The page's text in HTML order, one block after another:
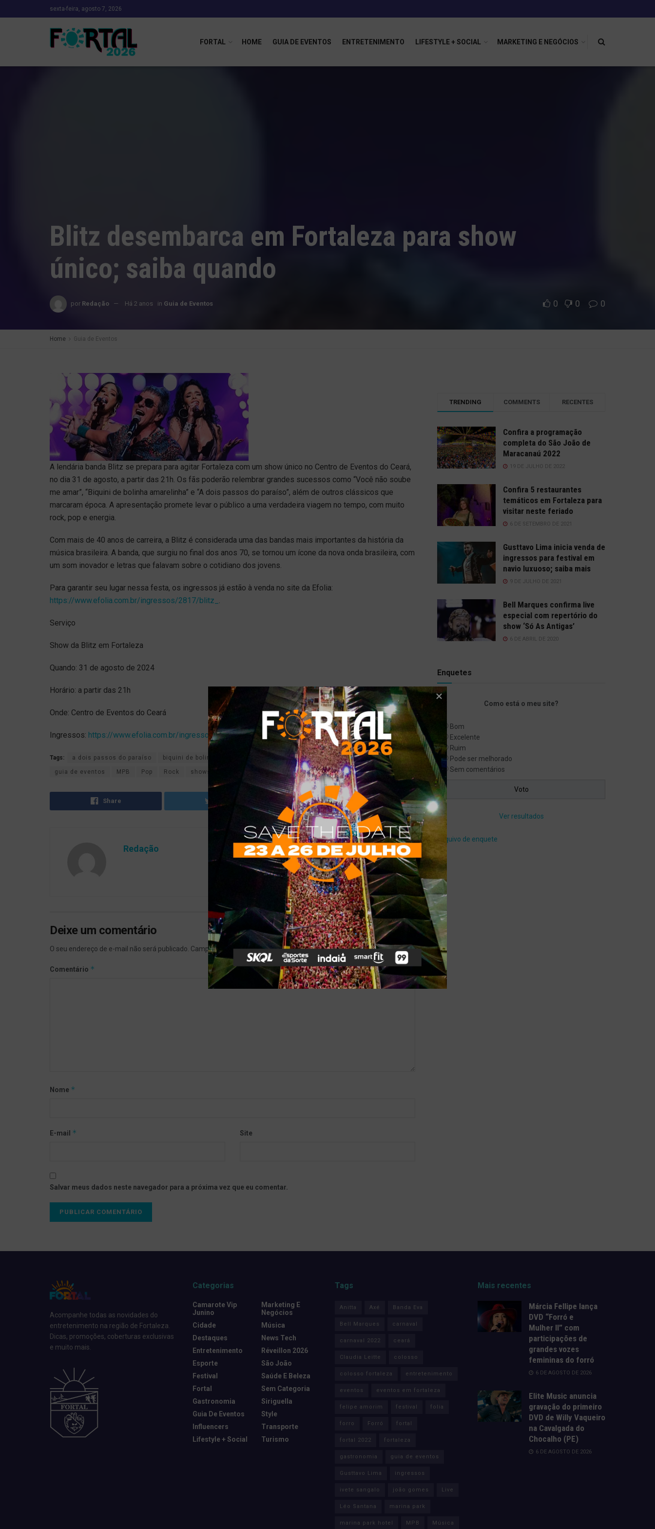
sexta-feira, agosto 7, 2026
FORTAL HOME GUIA DE EVENTOS ENTRETENIMENTO LIFESTYLE + SOCIAL MARKETING E NEGÓCIOS
Blitz desembarca em Fortaleza para show
único; saiba quando
por Redação Há 2 anos in Guia de Eventos 0 0 0
Home Guia de Eventos
A lendária banda Blitz se prepara para agitar Fortaleza com um show único no Centro de Eventos do Ceará,
no dia 31 de agosto, a partir das 21h. Os fãs poderão relembrar grandes sucessos como “Você não soube
me amar”, “Biquini de bolinha amarelinha” e “A dois passos do paraíso”, além de outros clássicos que
marcaram época. A apresentação promete levar o público a uma verdadeira viagem no tempo, com muito
rock, pop e energia.
Com mais de 40 anos de carreira, a Blitz é considerada uma das bandas mais importantes da história da
música brasileira. A banda, que surgiu no final dos anos 70, se tornou um ícone da nova onda brasileira, com
um som inovador e letras que falavam sobre o cotidiano dos jovens.
Para garantir seu lugar nessa festa, os ingressos já estão à venda no site da Efolia:
https://www.efolia.com.br/ingressos/2817/blitz_ .
Serviço
Show da Blitz em Fortaleza
Quando: 31 de agosto de 2024
Horário: a partir das 21h
Onde: Centro de Eventos do Ceará
Ingressos: https://www.efolia.com.br/ingressos/2817/blitz_
Tags: a dois passos do paraíso biquini de bolinha amarelinha centro de eventos do ceará
guia de eventos MPB Pop Rock shows em fortaleza você não soube me amar
Share Share
Redação
Deixe um comentário
O seu endereço de e-mail não será publicado. Campos obrigatórios são marcados com*
Comentário *
Nome *
E-mail * Site
Salvar meus dados neste navegador para a próxima vez que eu comentar.
TRENDING COMMENTS RECENTES
Confira a programação
completa do São João de
Maracanaú 2022
19 DE JULHO DE 2022
Confira 5 restaurantes
temáticos em Fortaleza para
visitar neste feriado
6 DE SETEMBRO DE 2021
Gusttavo Lima inicia venda de
ingressos para festival em
navio luxuoso; saiba mais
9 DE JULHO DE 2021
Bell Marques confirma live
especial com repertório do
show ‘Só As Antigas’
6 DE ABRIL DE 2020
Enquetes
Como está o meu site?
Bom
Excelente
Ruim
Pode ser melhorado
Sem comentários
Ver resultados
Arquivo de enquete
Acompanhe todas as novidades do
entretenimento na região de Fortaleza.
Dicas, promoções, coberturas exclusivas
e muito mais.
Categorias
Camarote Vip
Junino
Cidade
Destaques
Entretenimento
Esporte
Festival
Fortal
Gastronomia
Guia De Eventos
Influencers
Lifestyle + Social
Marketing E
Negócios
Música
News Tech
Réveillon 2026
São João
Saúde E Beleza
Sem Categoria
Siriguella
Style
Transporte
Turismo
Tags
Anitta Axé Banda Eva
Bell Marques carnaval
carnaval 2022 ceará
Claudia Leitte colosso
colosso fortaleza entretenimento
eventos eventos em fortaleza
felipe amorim festival folia
forro Forró fortal
fortal 2022 fortaleza
gastronomia guia de eventos
Gusttavo Lima ingressos
ivete sangalo joão gomes Live
Léo Santana marina park
marina park hotel MPB Música
Mais recentes
Márcia Fellipe lança
DVD “Forró e
Mulher II” com
participações de
grandes vozes
femininas do forró
6 DE AGOSTO DE 2026
Elite Music anuncia
gravação do primeiro
DVD de Willy Vaqueiro
na Cavalgada do
Chocalho (PE)
6 DE AGOSTO DE 2026